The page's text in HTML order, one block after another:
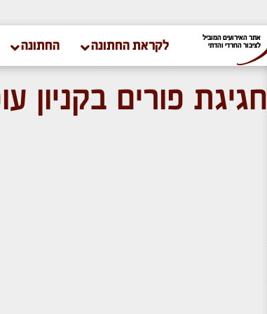
אתר האירועים המוביל
לציבור החרדי והדתי
לקראת החתונה החתונה
חגיגת פורים